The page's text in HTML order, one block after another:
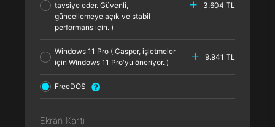
tavsiye eder. Güvenli,
güncellemeye açık ve stabil
performans için. )
3.604 TL
Windows 11 Pro ( Casper, işletmeler
için Windows 11 Pro'yu öneriyor. )
9.941 TL
FreeDOS
Ekran Kartı